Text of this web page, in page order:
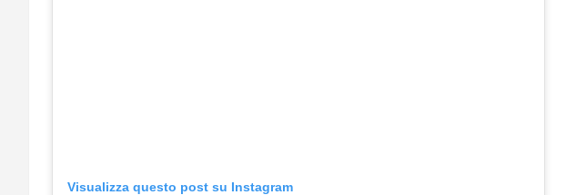
Visualizza questo post su Instagram